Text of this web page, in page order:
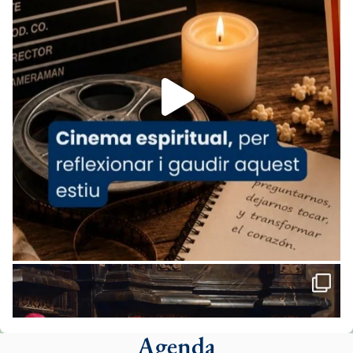
07/carmina-historia-depresion-papa-viaje-
espana-testimoni...
Foto
View on Facebook · Share
Arquebisbat de Barcelona
1 week ago
«Avui les santes Juliana i Semproniana ens
ajuden a alçar la mirada»
Mons. Sergi Gordo, bisbe de Tortosa, ha
presidit aquest 27 de juliol la missa de Les
Santes de Mataró.
🔗tinyurl.com/cvu5jmbk
📸 J. Merino
Agenda